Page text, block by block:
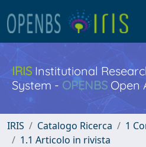
IRISInstitutional
System - OPENBS Open
IRIS Catalogo Ricerca
1
1.1 Articolo in rivista